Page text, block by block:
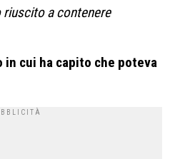
a contenere
in cui ha capito che poteva